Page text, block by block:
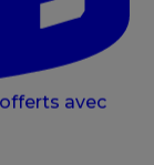
avec